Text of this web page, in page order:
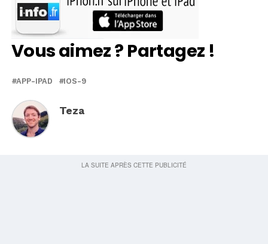
Vous aimez ? Partagez !
APP-IPAD IOS-9
Teza